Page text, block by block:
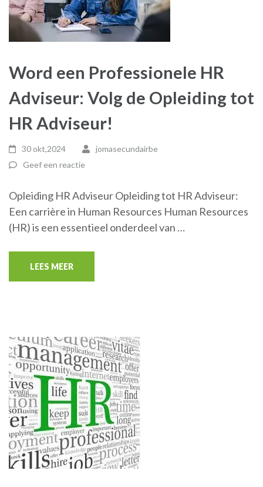
Word een Professionele HR
Adviseur: Volg de Opleiding tot
HR Adviseur!
30 okt,2024
jomasecundairbe
Geef een reactie
Opleiding HR Adviseur Opleiding tot HR Adviseur:
Een carrière in Human Resources Human Resources
(HR) is een essentieel onderdeel van …
LEES MEER